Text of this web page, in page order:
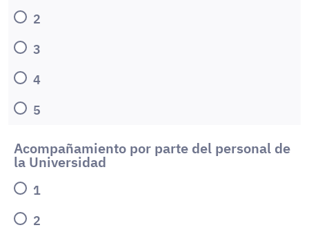
2
3
4
5
Acompañamiento por parte del personal de
la Universidad
1
2